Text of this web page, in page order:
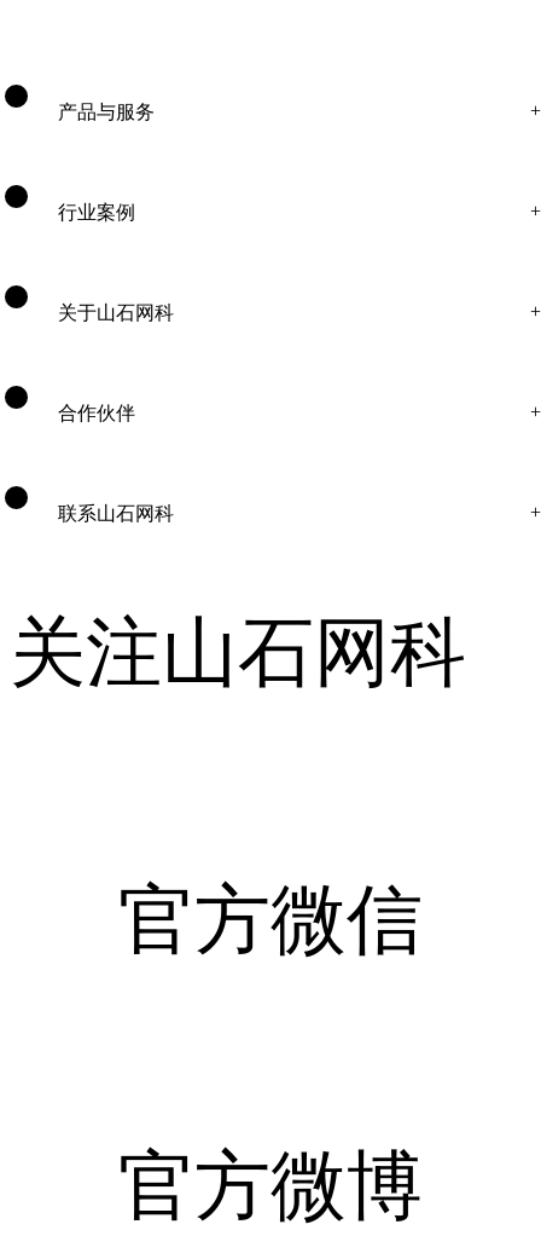
产品与服务
行业案例
关于山石网科
合作伙伴
联系山石网科
关注山石网科
官方微信
官方微博